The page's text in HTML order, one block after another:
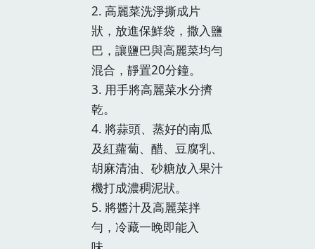
2. 高麗菜洗淨撕成片
狀，放進保鮮袋，撒入鹽
巴，讓鹽巴與高麗菜均勻
混合，靜置20分鐘。
3. 用手將高麗菜水分擠
乾。
4. 將蒜頭、蒸好的南瓜
及紅蘿蔔、醋、豆腐乳、
胡麻清油、砂糖放入果汁
機打成濃稠泥狀。
5. 將醬汁及高麗菜拌
勻，冷藏一晚即能入